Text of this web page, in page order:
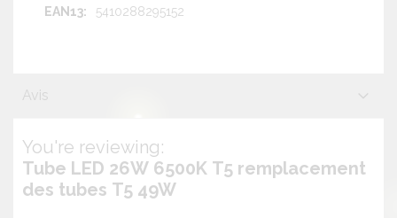
5410288295152
Avis
You're reviewing:
Tube LED 26W 6500K T5 remplacement
des tubes T5 49W